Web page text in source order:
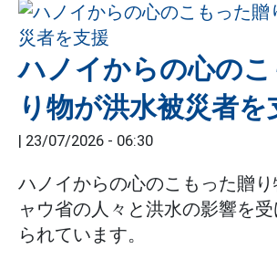
ハノイからの心の
り物が洪水被災者を
| 23/07/2026 - 06:30
ハノイからの心のこもった贈
ャウ省の人々と洪水の影響を
られています。